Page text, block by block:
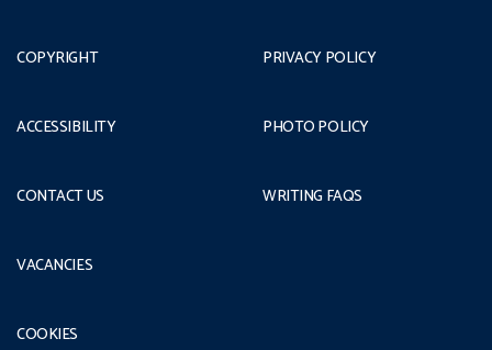
COPYRIGHT
ACCESSIBILITY
CONTACT US
PRIVACY POLICY
PHOTO POLICY
WRITING FAQS
VACANCIES
COOKIES